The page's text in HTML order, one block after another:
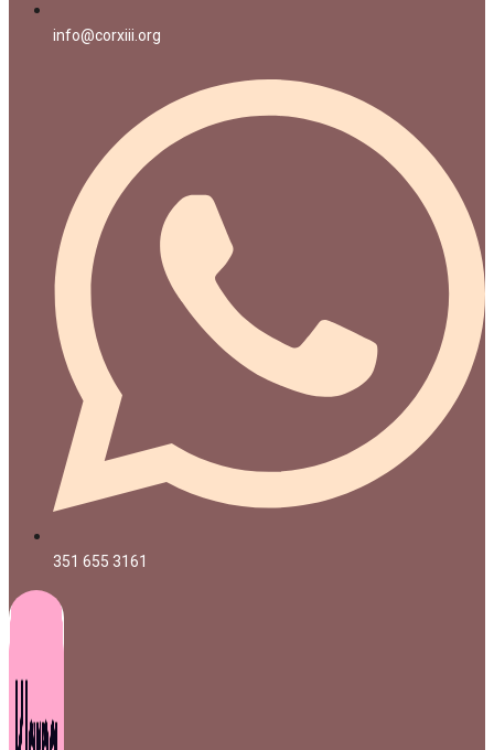
info@corxiii.org
351 655 3161